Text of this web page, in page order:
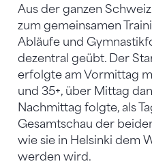
Aus der ganzen
zum gemeinsamen
Abläufe und
dezentral geübt. Der
erfolgte am Vormittag
und 35+, über Mittag
Nachmittag folgte, als
Gesamtschau der
wie sie in Helsinki dem
werden wird.